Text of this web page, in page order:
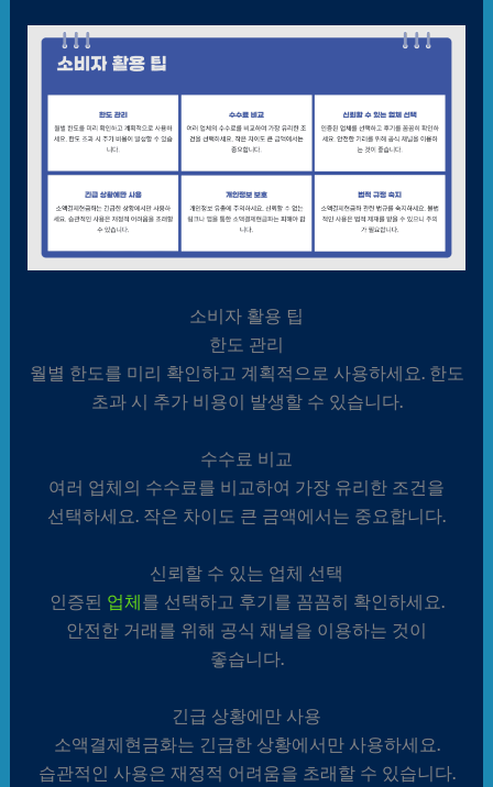
소비자 활용 팁
한도 관리
월별 한도를 미리 확인하고 계획적으로 사용하세요. 한도
초과 시 추가 비용이 발생할 수 있습니다.
수수료 비교
여러 업체의 수수료를 비교하여 가장 유리한 조건을
선택하세요. 작은 차이도 큰 금액에서는 중요합니다.
신뢰할 수 있는 업체 선택
인증된 업체를 선택하고 후기를 꼼꼼히 확인하세요.
안전한 거래를 위해 공식 채널을 이용하는 것이
좋습니다.
긴급 상황에만 사용
소액결제현금화는 긴급한 상황에서만 사용하세요.
습관적인 사용은 재정적 어려움을 초래할 수 있습니다.